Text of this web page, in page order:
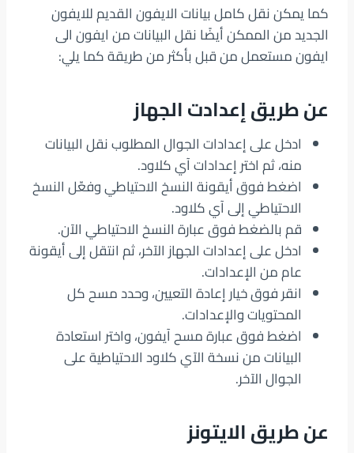
كما يمكن نقل كامل بيانات الايفون القديم للايفون
الجديد من الممكن أيضًا نقل البيانات من ايفون الى
ايفون مستعمل من قبل بأكثر من طريقة كما يلي:
عن طريق إعدادت الجهاز
ادخل على إعدادات الجوال المطلوب نقل البيانات
منه، ثم اختر إعدادات آي كلاود.
اضغط فوق أيقونة النسخ الاحتياطي وفعّل النسخ
الاحتياطي إلى آي كلاود.
قم بالضغط فوق عبارة النسخ الاحتياطي الآن.
ادخل على إعدادات الجهاز الآخر، ثم انتقل إلى أيقونة
عام من الإعدادات.
انقر فوق خيار إعادة التعيين، وحدد مسح كل
المحتويات والإعدادات.
اضغط فوق عبارة مسح آيفون، واختر استعادة
البيانات من نسخة الآي كلاود الاحتياطية على
الجوال الآخر.
عن طريق الايتونز